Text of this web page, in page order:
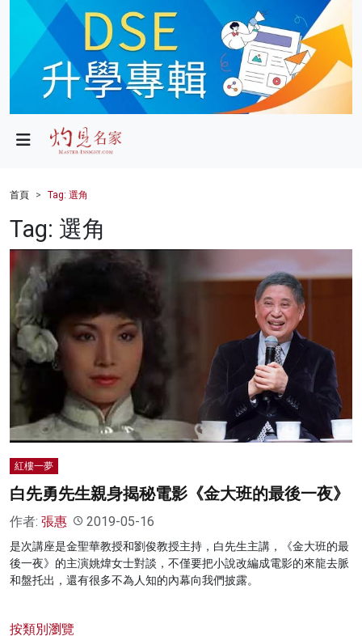
政局
財經
健康
商業
科技
影片
名家榜
灼見活動
首頁 Tag: 選角
Tag: 選角
紅樓一夢
白先勇先生親身揭秘電影《金大班的最後一夜》
作者: 張惠 2019-05-16
是次講座是金聖華教授和劉俊教授主持，白先生主講，《金大班的最
後一夜》的主演姚煒女士對談，不僅要把小說改編成電影的來龍去脈
和盤托出，還有很多不為人知的內幕向我們披露。
按類別瀏覽